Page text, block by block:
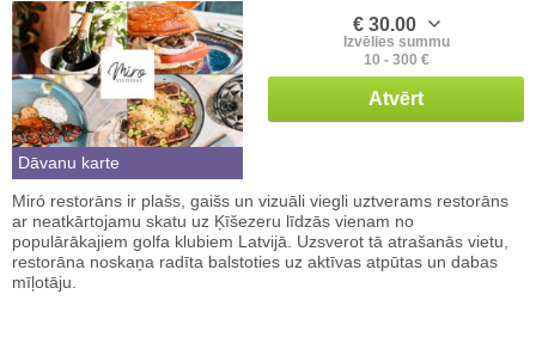
Dāvanu karte
€ 30.00
Izvēlies summu
10 - 300 €
Atvērt
Miró restorāns ir plašs, gaišs un vizuāli viegli uztverams restorāns
ar neatkārtojamu skatu uz Ķīšezeru līdzās vienam no
populārākajiem golfa klubiem Latvijā. Uzsverot tā atrašanās vietu,
restorāna noskaņa radīta balstoties uz aktīvas atpūtas un dabas
mīļotāju.